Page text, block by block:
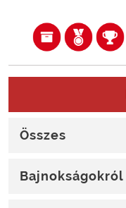
Összes
Bajnokságokról